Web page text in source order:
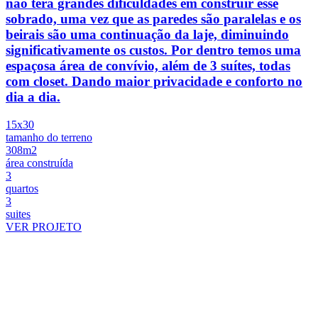
não terá grandes dificuldades em construir esse
sobrado, uma vez que as paredes são paralelas e os
beirais são uma continuação da laje, diminuindo
significativamente os custos. Por dentro temos uma
espaçosa área de convívio, além de 3 suítes, todas
com closet. Dando maior privacidade e conforto no
dia a dia.
15x30
tamanho do terreno
308m2
área construída
3
quartos
3
suites
VER PROJETO